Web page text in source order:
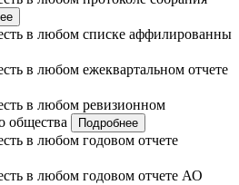
в любом списке аффилированны
в любом ежеквартальном отчете
в любом ревизионном
общества
Подробнее
в любом годовом отчете
в любом годовом отчете АО